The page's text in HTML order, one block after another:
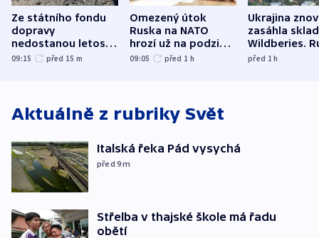
Ze státního fondu
dopravy
nedostanou letos
kraje na silnice ani
09:15 před 15 m
Omezený útok
Ruska na NATO
hrozí už na podzim,
varují tajné služby
09:05 před 1 h
Ukrajina
zasáhla
Wildberies.
útočili v
před 1h
Aktuálně z rubriky Svět
Italská řeka Pád vysychá
před 9m
Střelba v thajské škole má řadu
obětí